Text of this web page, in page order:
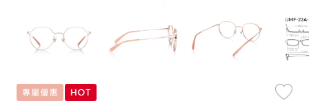
Collection
Online Shop